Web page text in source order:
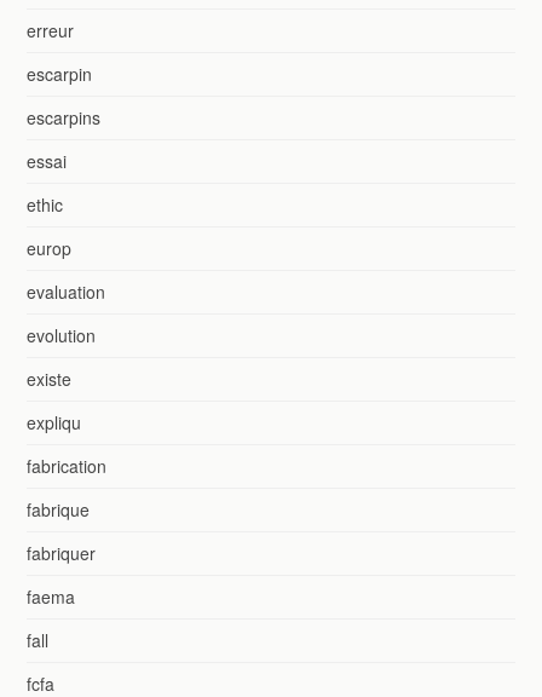
erreur
escarpin
escarpins
essai
ethic
europ
evaluation
evolution
existe
expliqu
fabrication
fabrique
fabriquer
faema
fall
fcfa